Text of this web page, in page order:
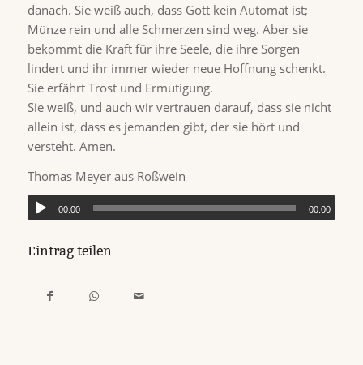
danach. Sie weiß auch, dass Gott kein Automat ist;
Münze rein und alle Schmerzen sind weg. Aber sie
bekommt die Kraft für ihre Seele, die ihre Sorgen
lindert und ihr immer wieder neue Hoffnung schenkt.
Sie erfährt Trost und Ermutigung.
Sie weiß, und auch wir vertrauen darauf, dass sie nicht
allein ist, dass es jemanden gibt, der sie hört und
versteht. Amen.
Thomas Meyer aus Roßwein
00:00 00:00
Eintrag teilen